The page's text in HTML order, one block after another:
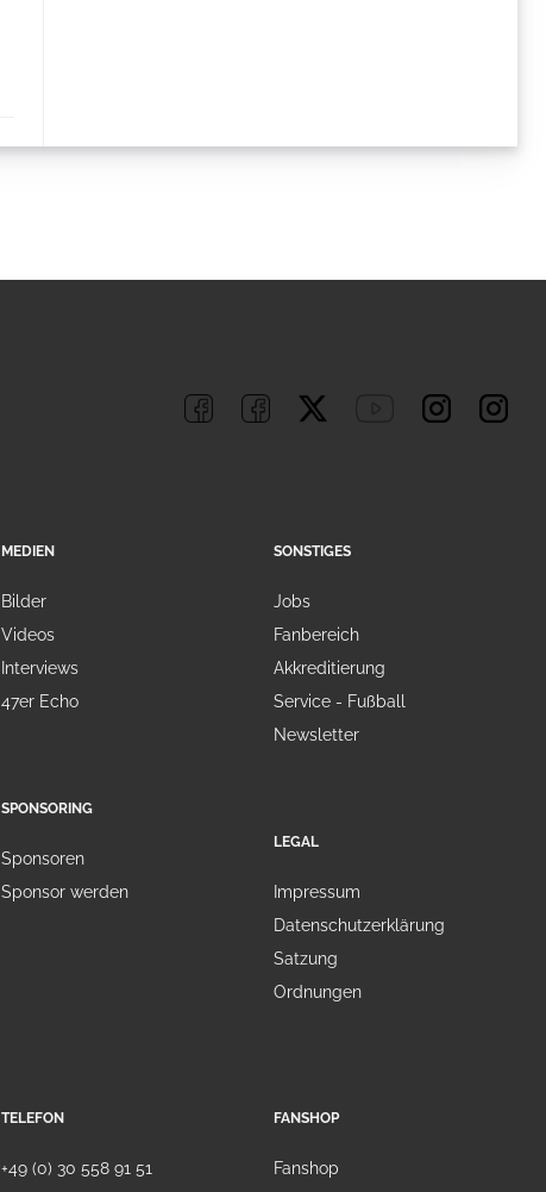
MEDIEN
Bilder
Videos
Interviews
47er Echo
SPONSORING
Sponsoren
Sponsor werden
SONSTIGES
Jobs
Fanbereich
Akkreditierung
Service - Fußball
Newsletter
LEGAL
Impressum
Datenschutzerklärung
Satzung
Ordnungen
TELEFON
+49 (0) 30 558 91 51
FANSHOP
Fanshop